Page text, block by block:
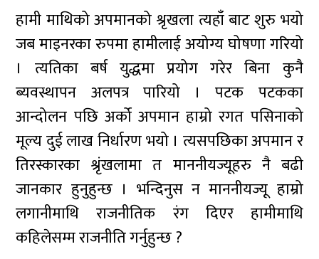
हामी माथिको अपमानको श्रृखला त्यहाँ बाट शुरु भयो
जब माइनरका रुपमा हामीलाई अयोग्य घोषणा गरियो
। त्यतिका बर्ष युद्धमा प्रयोग गरेर बिना कुनै
ब्यवस्थापन अलपत्र पारियो । पटक पटकका
आन्दोलन पछि अर्को अपमान हाम्रो रगत पसिनाको
मूल्य दुई लाख निर्धारण भयो । त्यसपछिका अपमान र
तिरस्कारका श्रृंखलामा त माननीयज्यूहरु नै बढी
जानकार हुनुहुन्छ । भन्दिनुस न माननीयज्यू हाम्रो
लगानीमाथि राजनीतिक रंग दिएर हामीमाथि
कहिलेसम्म राजनीति गर्नुहुन्छ ?